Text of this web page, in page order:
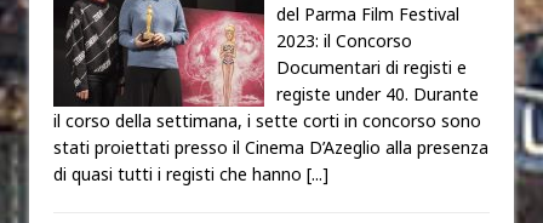
del Parma Film Festival
2023: il Concorso
Documentari di registi e
registe under 40. Durante
il corso della settimana, i sette corti in concorso sono
stati proiettati presso il Cinema D’Azeglio alla presenza
di quasi tutti i registi che hanno [...]